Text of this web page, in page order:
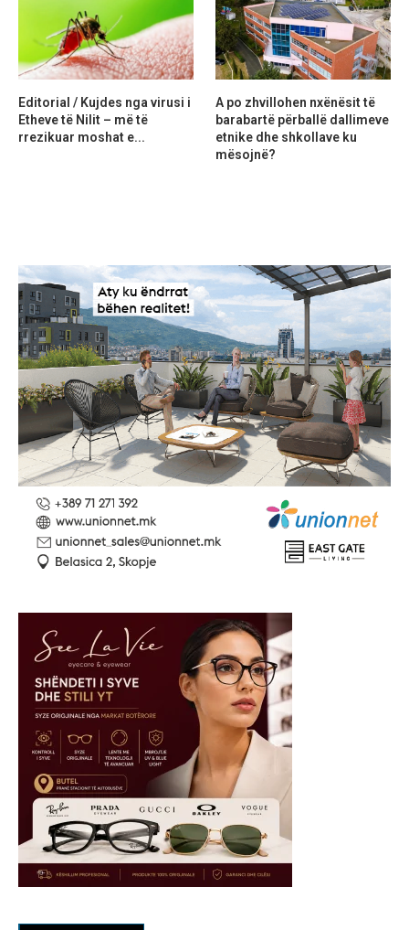
Editorial / Kujdes nga virusi i
Etheve të Nilit – më të
rrezikuar moshat e...
A po zhvillohen nxënësit të
barabartë përballë dallimeve
etnike dhe shkollave ku
mësojnë?